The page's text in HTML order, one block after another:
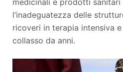
l’inadeguatezza delle
ricoveri in terapia intensiva
collasso da anni.